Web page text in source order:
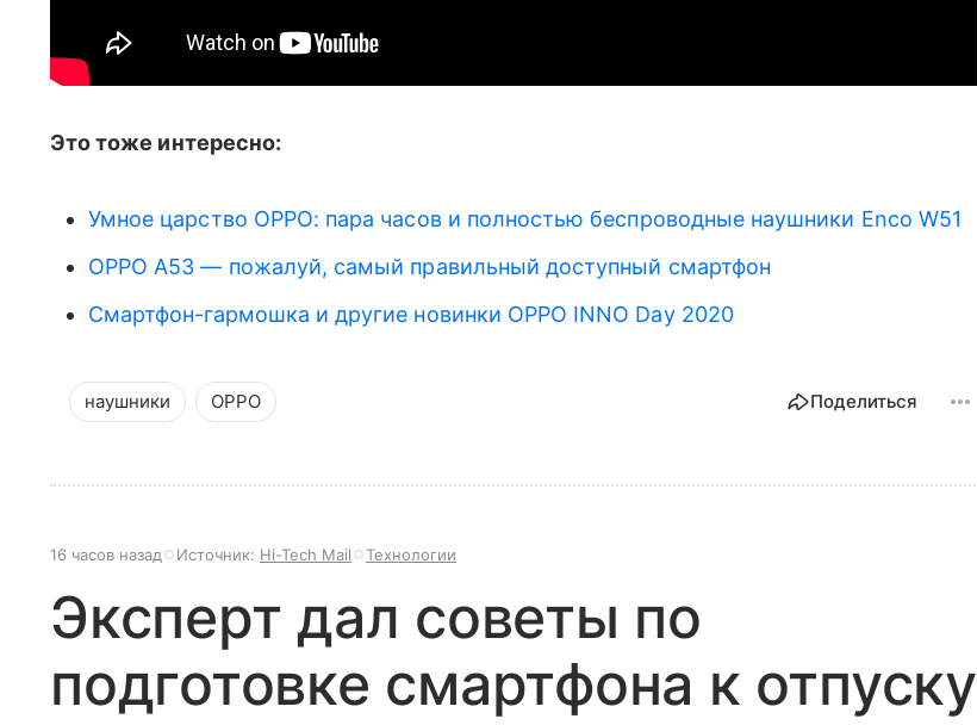
Это тоже интересно:
Умное царство OPPO: пара часов и полностью беспроводные наушники Enco W51
OPPO A53 — пожалуй, самый правильный доступный смартфон
Смартфон-гармошка и другие новинки OPPO INNO Day 2020
наушники OPPO Поделиться
16 часов назад Источник: Hi-Tech Mail Технологии
Эксперт дал советы по
подготовке смартфона к отпуску